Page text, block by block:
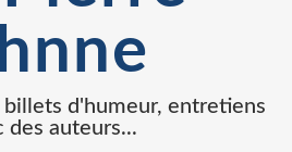
d'humeur, entretiens
des auteurs...